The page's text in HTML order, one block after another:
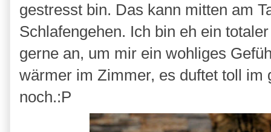
gestresst bin. Das kann mitten am
Schlafengehen. Ich bin eh ein
gerne an, um mir ein wohliges
wärmer im Zimmer, es duftet toll im
noch.:P